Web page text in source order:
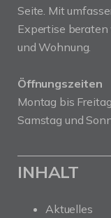
Seite. Mit
Expertise beraten
und Wohnung.
Öffnungszeiten
Montag bis
Samstag und
INHALT
Aktuelles